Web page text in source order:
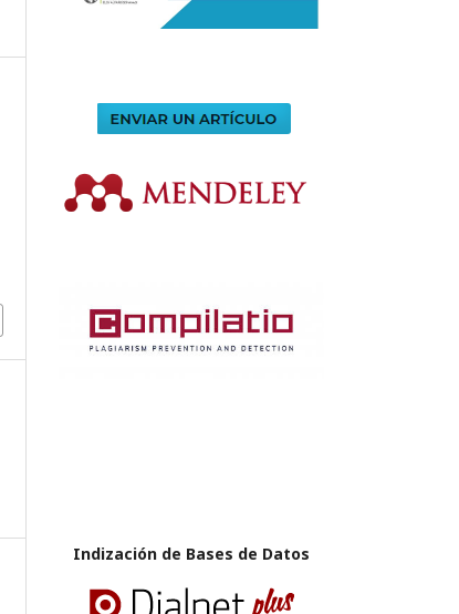
Indización de Bases de Datos